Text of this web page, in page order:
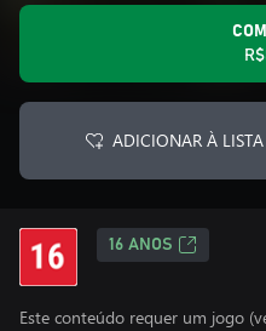
ADICIONAR À LISTA
16 ANOS
Este conteúdo requer um jogo